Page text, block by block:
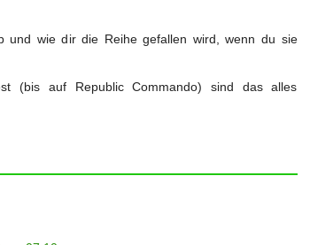
und wie dir die Reihe gefallen wird, wenn du sie
(bis auf Republic Commando) sind das alles